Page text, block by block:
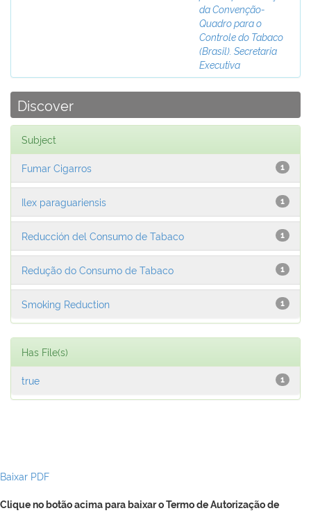
da Convenção-
Quadro para o
Controle do Tabaco
(Brasil). Secretaria
Executiva
Discover
Subject
1
Fumar Cigarros
1
Ilex paraguariensis
1
Reducción del Consumo de Tabaco
1
Redução do Consumo de Tabaco
1
Smoking Reduction
Has File(s)
1
true
Baixar PDF
Clique no botão acima para baixar o Termo de Autorização de